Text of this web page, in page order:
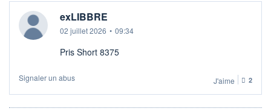
exLIBBRE
02 juillet 2026 • 09:34
Pris Short 8375
Signaler un abus J'aime 2